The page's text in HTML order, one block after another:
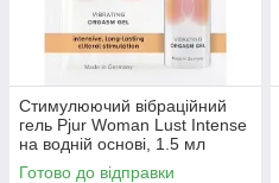
Стимулюючий вібраційний
гель Pjur Woman Lust Intense
на водній основі, 1.5 мл
Готово до відправки